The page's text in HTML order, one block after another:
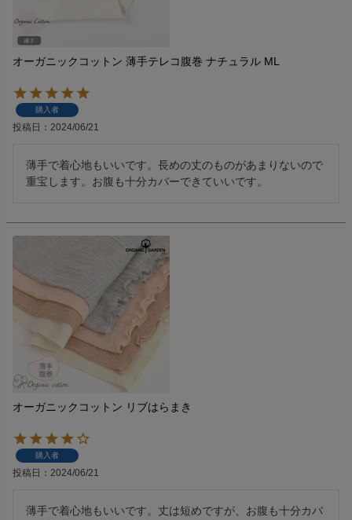
オーガニックコットン 薄手テレコ腹巻 ナチュラル ML
購入者
投稿日 2024/06/21
薄手で着心地もいいです。長めの丈のものがあまりないので
重宝します。お腹も十分カバーできていいです。
オーガニックコットン リブはらまき
購入者
投稿日 2024/06/21
薄手で着心地もいいです。丈は短めですが、お腹も十分カバ